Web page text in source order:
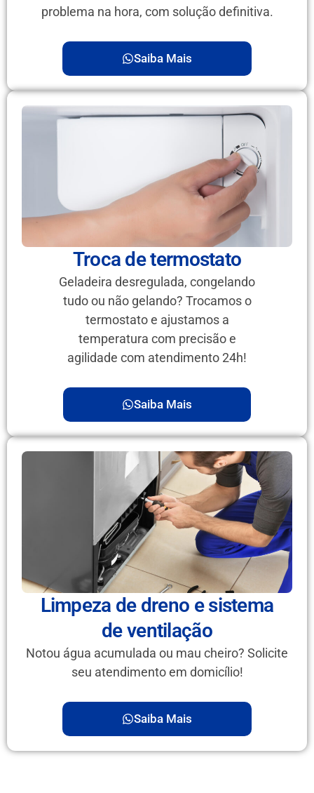
problema na hora, com solução definitiva.
Saiba Mais
Troca de termostato
Geladeira desregulada, congelando
tudo ou não gelando? Trocamos o
termostato e ajustamos a
temperatura com precisão e
agilidade com atendimento 24h!
Saiba Mais
Limpeza de dreno e sistema
de ventilação
Notou água acumulada ou mau cheiro? Solicite
seu atendimento em domicílio!
Saiba Mais